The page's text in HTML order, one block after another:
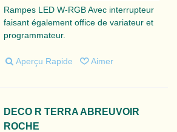
Rampes LED W-RGB Avec interrupteur
faisant également office de variateur et
programmateur.
Aperçu Rapide Aimer
DECO R TERRA ABREUVOIR
ROCHE